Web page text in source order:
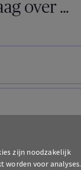
over ...
zijn noodzakelijk
worden voor analyses.